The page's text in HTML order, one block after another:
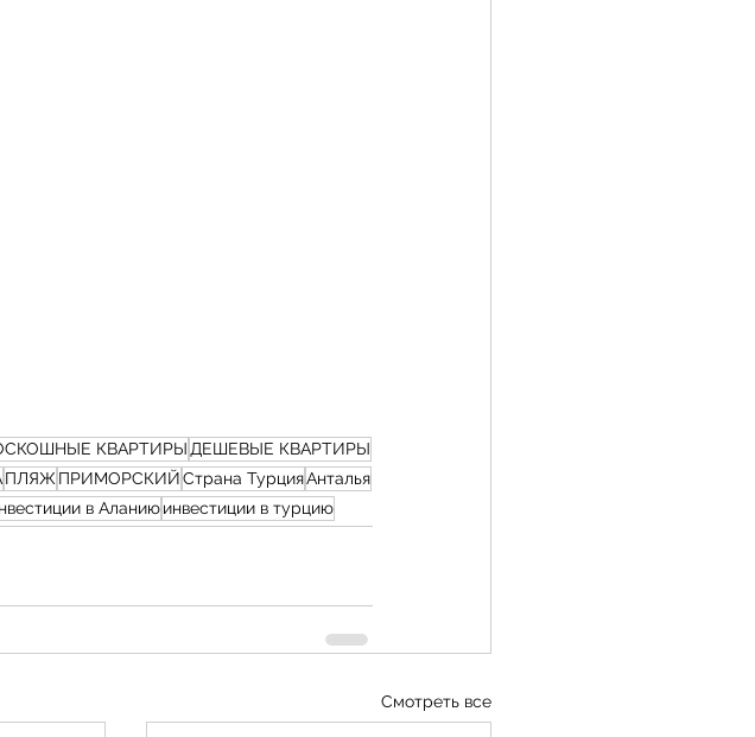
КВАРТИРЫДЕШЕВЫЕ КВАРТИРЫ
ПЛЯЖПРИМОРСКИЙСтрана ТурцияАнталья
в Аланиюинвестиции в турцию
Смотреть все